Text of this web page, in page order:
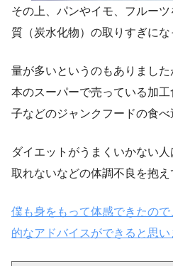
その上、パンやイモ、フルー
質（炭水化物）の取りすぎにな
量が多いというのもありまし
本のスーパーで売っている加
子などのジャンクフードの食べ
ダイエットがうまくいかない
取れないなどの体調不良を抱え
僕も身をもって体感できたの
的なアドバイスができると思い